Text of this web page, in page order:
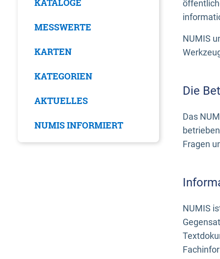
KATALOGE
MESSWERTE
KARTEN
KATEGORIEN
AKTUELLES
NUMIS INFORMIERT
NUMIS
Die
Das
Fragen
NUMIS